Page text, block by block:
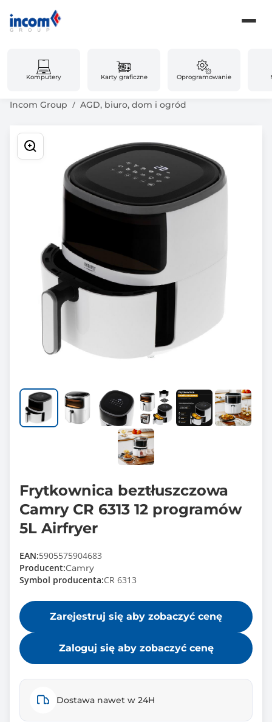
Komputery Karty graficzne Oprogramowanie
Incom Group AGD, biuro, dom i ogród
Frytkownica beztłuszczowa
Camry CR 6313 12 programów
5L Airfryer
EAN:5905575904683
Producent:Camry
Symbol producenta:CR 6313
Zarejestruj się aby zobaczyć cenę
Zaloguj się aby zobaczyć cenę
Dostawa nawet w 24H